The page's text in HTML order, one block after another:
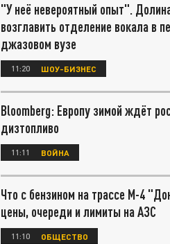
"У неё невероятный опыт".
возглавить отделение вокала в
джазовом вузе
11:20 ШОУ-БИЗНЕС
Bloomberg: Европу зимой ждёт
дизтопливо
11:11 ВОЙНА
Что с бензином на трассе М-4
цены, очереди и лимиты на АЗС
11:10 ОБЩЕСТВО